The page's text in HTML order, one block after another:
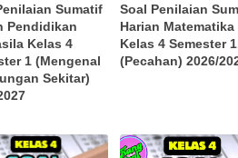
Sumatif
Pendidikan
Kelas 4
1 (Mengenal
Sekitar)
Soal Penilaian
Harian Matematika
Kelas 4 Semester 1
(Pecahan) 2026/